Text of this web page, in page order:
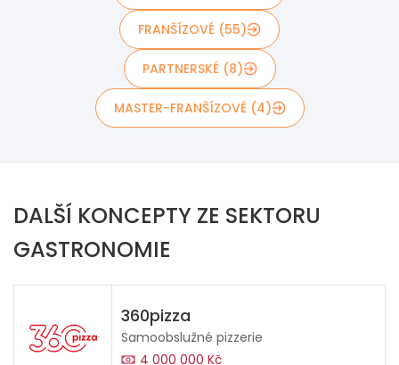
FRANŠÍZOVÉ (55)
PARTNERSKÉ (8)
MASTER-FRANŠÍZOVÉ (4)
DALŠÍ KONCEPTY ZE SEKTORU
GASTRONOMIE
360pizza
Samoobslužné pizzerie
4 000 000 Kč